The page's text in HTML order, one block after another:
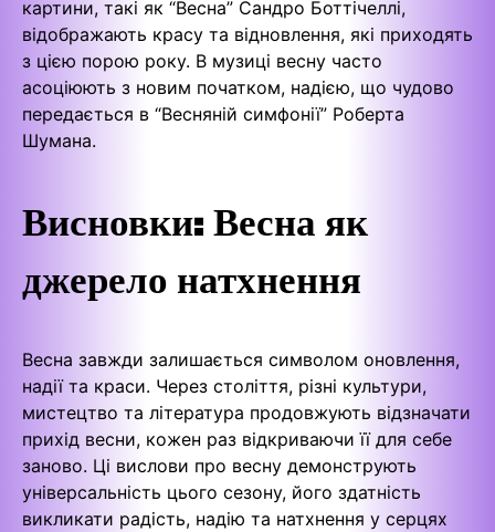
картини, такі як “Весна” Сандро Боттічеллі,
відображають красу та відновлення, які приходять
з цією порою року. В музиці весну часто
асоціюють з новим початком, надією, що чудово
передається в “Весняній симфонії” Роберта
Шумана.
Висновки: Весна як
джерело натхнення
Весна завжди залишається символом оновлення,
надії та краси. Через століття, різні культури,
мистецтво та література продовжують відзначати
прихід весни, кожен раз відкриваючи її для себе
заново. Ці вислови про весну демонструють
універсальність цього сезону, його здатність
викликати радість, надію та натхнення у серцях